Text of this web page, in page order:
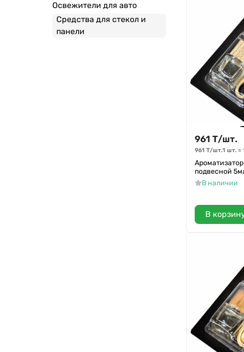
DELISS
Joker
Освежители для авто
Средства для стекол и
панели
961 Т/шт.
961 Т/шт.1 шт. =
подвесной
В наличии
В